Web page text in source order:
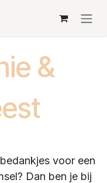
&
voor een
Dan ben je bij